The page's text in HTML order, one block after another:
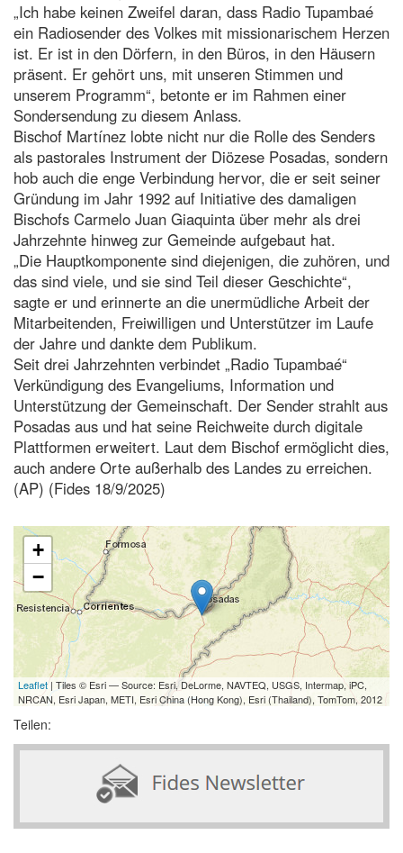
„Ich habe keinen Zweifel daran, dass Radio Tupambaé
ein Radiosender des Volkes mit missionarischem Herzen
ist. Er ist in den Dörfern, in den Büros, in den Häusern
präsent. Er gehört uns, mit unseren Stimmen und
unserem Programm“, betonte er im Rahmen einer
Sondersendung zu diesem Anlass.
Bischof Martínez lobte nicht nur die Rolle des Senders
als pastorales Instrument der Diözese Posadas, sondern
hob auch die enge Verbindung hervor, die er seit seiner
Gründung im Jahr 1992 auf Initiative des damaligen
Bischofs Carmelo Juan Giaquinta über mehr als drei
Jahrzehnte hinweg zur Gemeinde aufgebaut hat.
„Die Hauptkomponente sind diejenigen, die zuhören, und
das sind viele, und sie sind Teil dieser Geschichte“,
sagte er und erinnerte an die unermüdliche Arbeit der
Mitarbeitenden, Freiwilligen und Unterstützer im Laufe
der Jahre und dankte dem Publikum.
Seit drei Jahrzehnten verbindet „Radio Tupambaé“
Verkündigung des Evangeliums, Information und
Unterstützung der Gemeinschaft. Der Sender strahlt aus
Posadas aus und hat seine Reichweite durch digitale
Plattformen erweitert. Laut dem Bischof ermöglicht dies,
auch andere Orte außerhalb des Landes zu erreichen.
(AP) (Fides 18/9/2025)
+
−
Leaflet| Tiles © Esri — Source: Esri, DeLorme, NAVTEQ, USGS, Intermap, iPC,
NRCAN, Esri Japan, METI, Esri China (Hong Kong), Esri (Thailand), TomTom, 2012
Teilen: